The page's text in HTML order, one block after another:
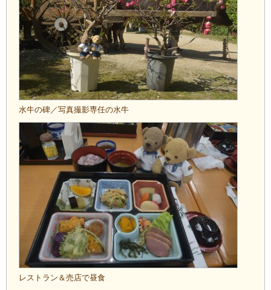
水牛の碑／写真撮影専任の水牛
レストラン＆売店で昼食